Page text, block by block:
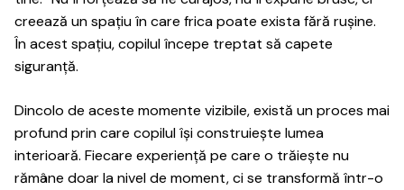
creează un spațiu în care frica poate exista fără rușine.
În acest spațiu, copilul începe treptat să capete
siguranță.
Dincolo de aceste momente vizibile, există un proces mai
profund prin care copilul își construiește lumea
interioară. Fiecare experiență pe care o trăiește nu
rămâne doar la nivel de moment, ci se transformă într-o